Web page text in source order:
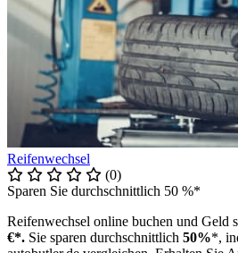
Reifenwechsel
(0)
Sparen Sie durchschnittlich 50 %*
Reifenwechsel online buchen und Geld
€*. Sie sparen durchschnittlich 50%*,